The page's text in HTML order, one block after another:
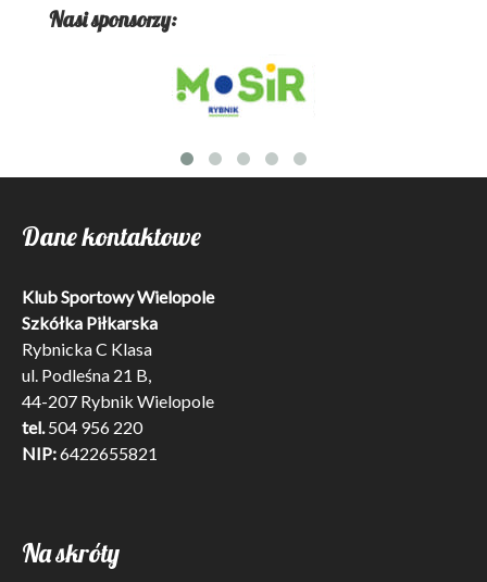
Nasi sponsorzy:
Dane kontaktowe
Klub Sportowy Wielopole
Szkółka Piłkarska
Rybnicka C Klasa
ul. Podleśna 21 B,
44-207 Rybnik Wielopole
tel. 504 956 220
NIP:6422655821
Na skróty